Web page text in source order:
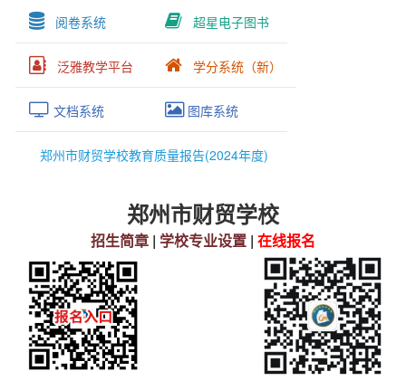
阅卷系统 超星电子图书
泛雅教学平台 学分系统（新）
文档系统 图库系统
郑州市财贸学校教育质量报告(2024年度)
郑州市财贸学校
招生简章 | 学校专业设置 | 在线报名